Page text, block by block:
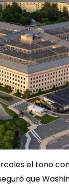
el tono
que